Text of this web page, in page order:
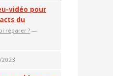
vidéo pour
du
réparer ?—